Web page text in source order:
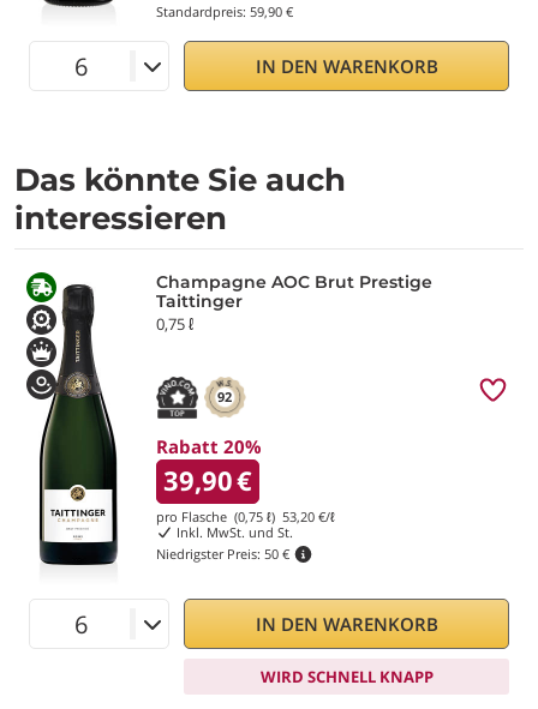
Standardpreis: 59,90 €
IN DEN WARENKORB
Das könnte Sie auch
interessieren
Champagne AOC Brut Prestige
Taittinger
0,75 ℓ
92
Rabatt 20%
39,90€
pro Flasche (0,75 ℓ) 53,20 €/ℓ
Inkl. MwSt. und St.
Niedrigster Preis: 50 €
IN DEN WARENKORB
WIRD SCHNELL KNAPP